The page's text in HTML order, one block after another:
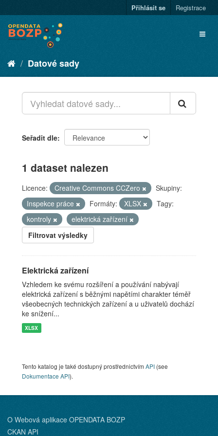
Přihlásit se Registrace
Datové sady
Seřadit dle
1 dataset nalezen
Licence: Creative Commons CCZero
Skupiny:
Inspekce práce
Formáty: XLSX
Tagy:
kontroly
elektrická zařízení
Filtrovat výsledky
Elektrická zařízení
Vzhledem ke svému rozšíření a používání nabývají
elektrická zařízení s běžnými napětími charakter téměř
všeobecných technických zařízení a u uživatelů dochází
ke snížení...
XLSX
Tento katalog je také dostupný prostřednictvím API (see
Dokumentace API).
O Webová aplikace OPENDATA BOZP
CKAN API